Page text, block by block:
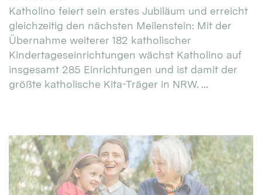
Katholino feiert sein erstes Jubiläum und erreicht
gleichzeitig den nächsten Meilenstein: Mit der
Übernahme weiterer 182 katholischer
Kindertageseinrichtungen wächst Katholino auf
insgesamt 285 Einrichtungen und ist damit der
größte katholische Kita-Träger in NRW. ...